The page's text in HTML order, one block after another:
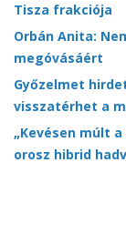
Tisza frakciója
Orbán Anita:
megóvásáért
Győzelmet
visszatérhet a
„Kevésen múlt
orosz hibrid